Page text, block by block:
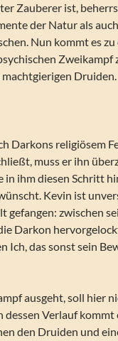
Zauberer ist,
der Natur als
Nun kommt es zu
Zweikampf
Druiden.
Darkons religiösem
muss er ihn
in ihm diesen Schritt
Kevin ist
gefangen: zwischen
Darkon
Ich, das sonst sein
ausgeht, soll hier
dessen Verlauf kommt
den Druiden und